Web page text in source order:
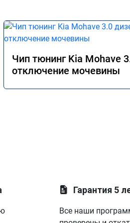
Чип тюнинг Kia Mohave
отключение мочевины
Гарантия 5
Все наши